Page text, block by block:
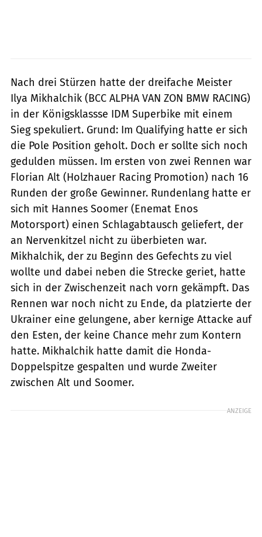
Nach drei Stürzen hatte der dreifache Meister
Ilya Mikhalchik (BCC ALPHA VAN ZON BMW RACING)
in der Königsklassse IDM Superbike mit einem
Sieg spekuliert. Grund: Im Qualifying hatte er sich
die Pole Position geholt. Doch er sollte sich noch
gedulden müssen. Im ersten von zwei Rennen war
Florian Alt (Holzhauer Racing Promotion) nach 16
Runden der große Gewinner. Rundenlang hatte er
sich mit Hannes Soomer (Enemat Enos
Motorsport) einen Schlagabtausch geliefert, der
an Nervenkitzel nicht zu überbieten war.
Mikhalchik, der zu Beginn des Gefechts zu viel
wollte und dabei neben die Strecke geriet, hatte
sich in der Zwischenzeit nach vorn gekämpft. Das
Rennen war noch nicht zu Ende, da platzierte der
Ukrainer eine gelungene, aber kernige Attacke auf
den Esten, der keine Chance mehr zum Kontern
hatte. Mikhalchik hatte damit die Honda-
Doppelspitze gespalten und wurde Zweiter
zwischen Alt und Soomer.
ANZEIGE